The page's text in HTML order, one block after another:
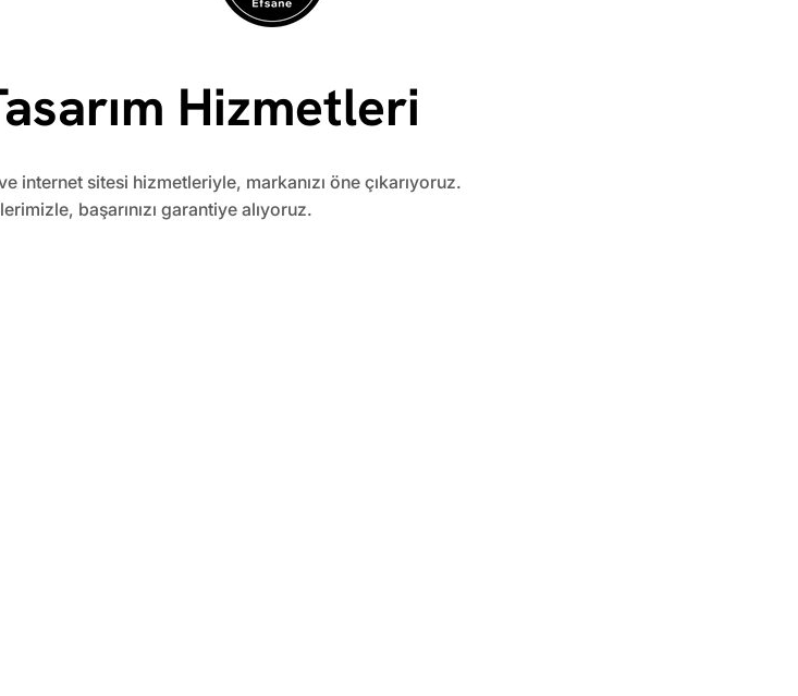
Hizmetleri
internet sitesi hizmetleriyle, markanızı öne çıkarıyoruz.
başarınızı garantiye alıyoruz.